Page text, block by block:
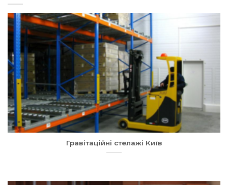
Гравітаційні стелажі Київ